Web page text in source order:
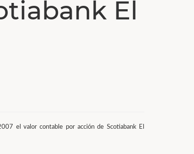
El
el valor contable por acción de Scotiabank El